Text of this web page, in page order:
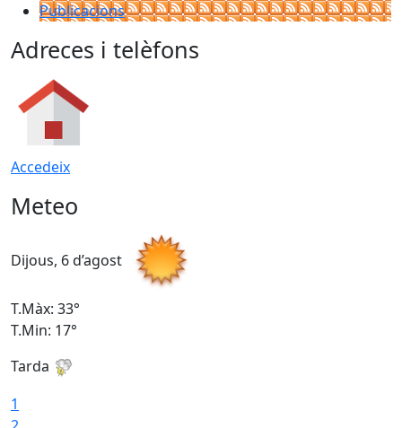
Publicacions
Adreces i telèfons
Accedeix
Meteo
Dijous, 6 d’agost
T.Màx: 33°
T.Min: 17°
Tarda
1